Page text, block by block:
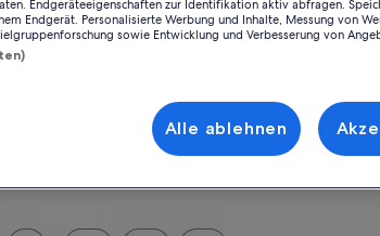
6 7 8 9
23
30
7 8 9
21 22
28 29
ist. Ferienunterkünfte bieten dir für deinen
Was auch immer du dir vorstellst, du findest
Verfügung, einschließlich barrierearmer oder
Geschmack
Apartments
Endgeräteeigenschaften zur Identifikation aktiv abfragen.
Endgerät. Personalisierte Werbung und Inhalte, Messung von
sowie Entwicklung und Verbesserung von
Alle ablehnen